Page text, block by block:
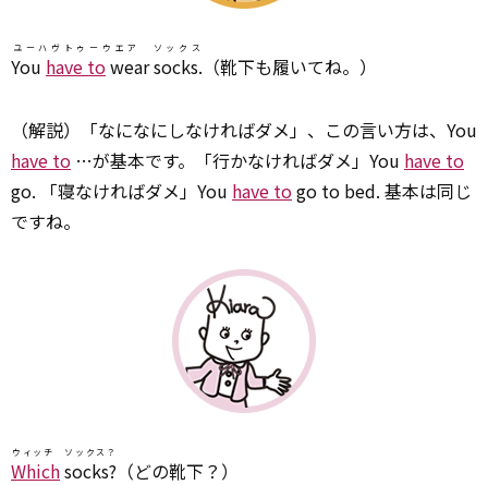
You have towear socks.
ユーハヴトゥーウエア ソックス
（靴下も履いてね。）
（解説）「なになにしなければダメ」、この言い方は、You
have to …が基本です。「行かなければダメ」You have to
go. 「寝なければダメ」You have to
ですね。
Whichsocks?
ウィッチ ソックス？
（どの靴下？）